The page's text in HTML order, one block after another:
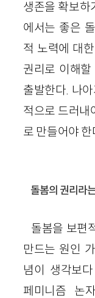
생존을 확보하
에서는 좋은
적 노력에 대
권리로 이해
출발한다. 나
적으로 드러내
로 만들어야
돌봄의 권리라
돌봄을 보편
만드는 원인
념이 생각보
페미니즘 논